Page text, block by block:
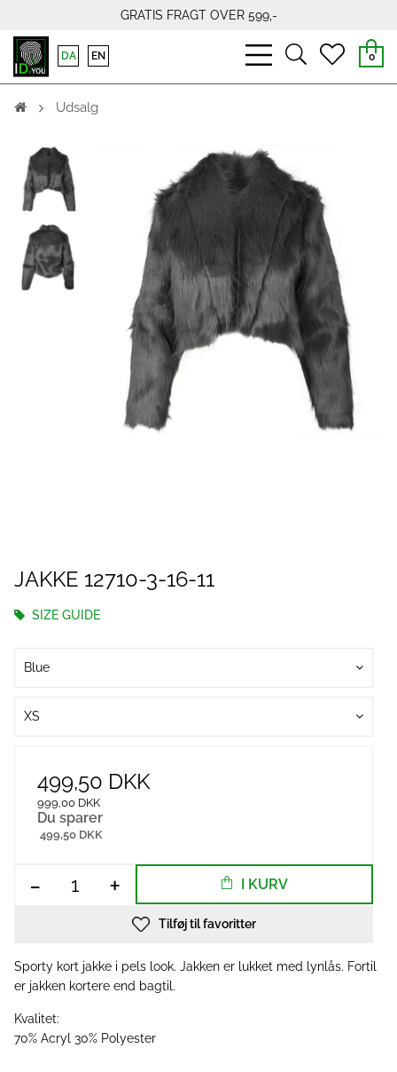
GRATIS FRAGT OVER 599,-
bars
light
searchheart
0
DA EN
Udsalg
JAKKE 12710-3-16-11
SIZE GUIDE
Blue
XS
499,50 DKK
999,00 DKK
Du sparer
499,50 DKK
- + I KURV
Tilføj til favoritter
Sporty kort jakke i pels look. Jakken er lukket med lynlås. Fortil
er jakken kortere end bagtil.
Kvalitet:
70% Acryl 30% Polyester